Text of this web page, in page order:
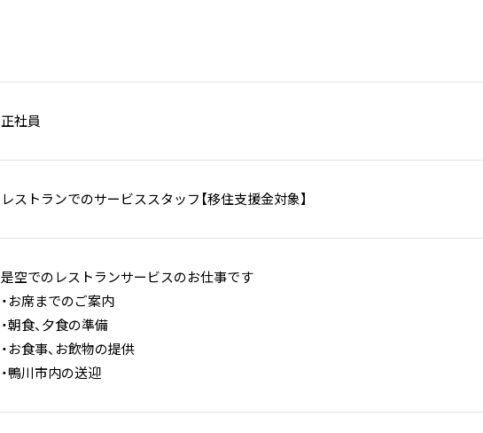
正社員
レストランでのサービススタッフ【移住支援金対象】
是空でのレストランサービスのお仕事です
・お席までのご案内
・朝食、夕食の準備
・お食事、お飲物の提供
・鴨川市内の送迎